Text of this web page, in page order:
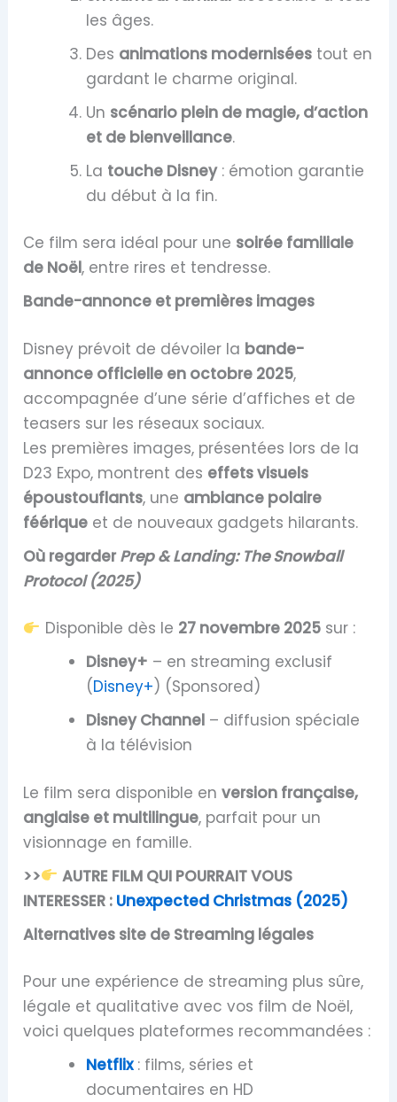
les âges.
Des animations modernisées tout en
gardant le charme original.
Un scénario plein de magie, d’action
et de bienveillance.
La touche Disney: émotion garantie
du début à la fin.
Ce film sera idéal pour une soirée familiale
de Noël, entre rires et tendresse.
Bande-annonce et premières images
Disney prévoit de dévoiler la bande-
annonce officielle en octobre 2025,
accompagnée d’une série d’affiches et de
teasers sur les réseaux sociaux.
Les premières images, présentées lors de la
D23 Expo, montrent des effets visuels
époustouflants, une ambiance polaire
féérique et de nouveaux gadgets hilarants.
Où regarderPrep & Landing: The Snowball
Protocol (2025)
Disponible dès le 27 novembre 2025sur :
Disney+ – en streaming exclusif
(Disney+) (Sponsored)
Disney Channel – diffusion spéciale
à la télévision
Le film sera disponible enversion française,
anglaise et multilingue, parfait pour un
visionnage en famille.
>>
AUTRE FILM QUI POURRAIT VOUS
INTERESSER : Unexpected Christmas (2025)
Alternatives site de Streaming légales
Pour une expérience de streaming plus sûre,
légale et qualitative avec vos film de Noël,
voici quelques plateformes recommandées :
Netflix : films, séries et
documentaires en HD